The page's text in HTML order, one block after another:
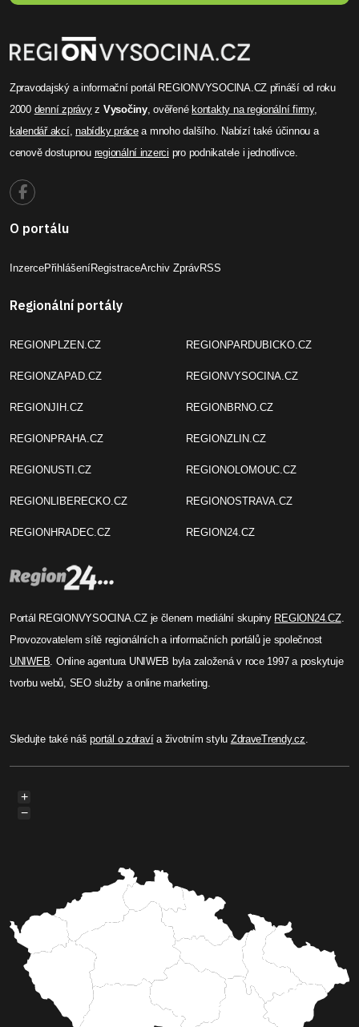
Zpravodajský a informační portál REGIONVYSOCINA.CZ přináší od roku
2000 denní zprávyz Vysočiny, ověřenékontakty na regionální firmy,
kalendář akcí,nabídky prácea mnoho dalšího. Nabízí také účinnou a
cenově dostupnou regionální inzerci pro podnikatele i jednotlivce.
O portálu
InzercePřihlášeníRegistraceArchiv ZprávRSS
Regionální portály
REGIONPLZEN.CZ
REGIONZAPAD.CZ
REGIONJIH.CZ
REGIONPRAHA.CZ
REGIONUSTI.CZ
REGIONLIBERECKO.CZ
REGIONHRADEC.CZ
REGIONPARDUBICKO.CZ
REGIONVYSOCINA.CZ
REGIONBRNO.CZ
REGIONZLIN.CZ
REGIONOLOMOUC.CZ
REGIONOSTRAVA.CZ
REGION24.CZ
Portál REGIONVYSOCINA.CZ je členem mediální skupiny REGION24.CZ.
Provozovatelem sítě regionálních a informačních portálů je společnost
UNIWEB . Online agentura UNIWEB byla založená v roce 1997 a poskytuje
tvorbu webů, SEO služby a online marketing.
Sledujte také nášportál o zdravía životním stylu ZdraveTrendy.cz
+
−